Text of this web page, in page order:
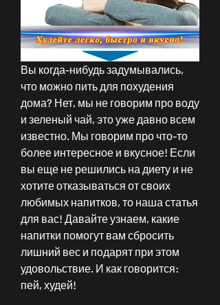
Вы когда-нибудь задумывались,
что можно пить для похудения
дома? Нет, мы не говорим про воду
и зеленый чай, это уже давно всем
известно. Мы говорим про что-то
более интересное и вкусное! Если
вы еще не решились на диету и не
хотите отказываться от своих
любимых напитков, то наша статья
для вас! Давайте узнаем, какие
напитки помогут вам сбросить
лишний вес и подарят при этом
удовольствие. И как говорится:
пей, худей!